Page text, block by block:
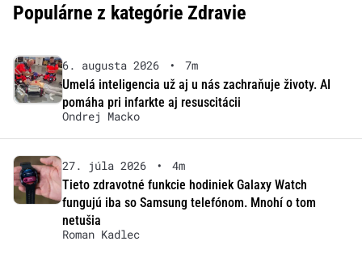
Populárne z kategórie Zdravie
6. augusta 2026 •
7m
Umelá inteligencia už aj u nás zachraňuje životy. AI
pomáha pri infarkte aj resuscitácii
Ondrej Macko
27. júla 2026 •
4m
Tieto zdravotné funkcie hodiniek Galaxy Watch
fungujú iba so Samsung telefónom. Mnohí o tom
netušia
Roman Kadlec